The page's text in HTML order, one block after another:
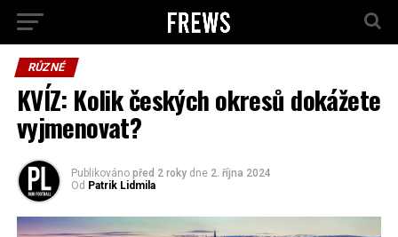
RŮZNÉ
KVÍZ: Kolik českých okresů dokážete
vyjmenovat?
Publikováno před 2 roky dne 2. října 2024
Od Patrik Lidmila